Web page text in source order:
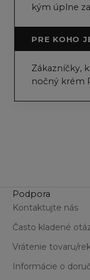
kým úplne
PRE KOHO
Zákazníčky,
nočný krém
Podpora
Kontaktujte nás
Často kladené
Vrátenie tovaru/
Informácie o